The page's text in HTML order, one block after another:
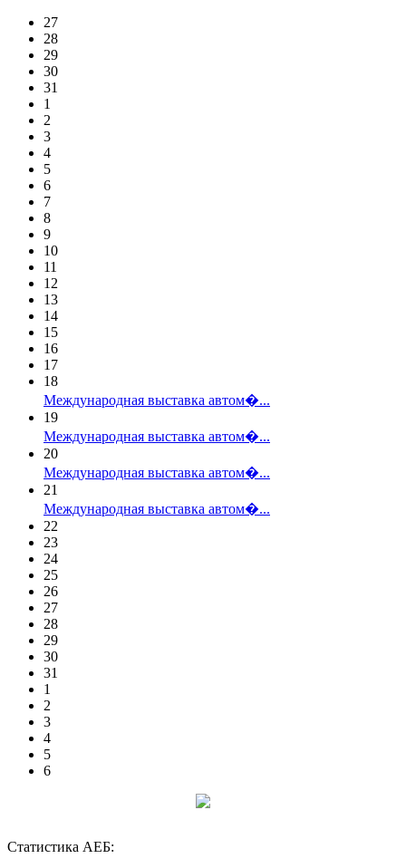
27
28
29
30
31
1
2
3
4
5
6
7
8
9
10
11
12
13
14
15
16
17
18
Международная выставка автом�...
19
Международная выставка автом�...
20
Международная выставка автом�...
21
Международная выставка автом�...
22
23
24
25
26
27
28
29
30
31
1
2
3
4
5
6
Статистика АЕБ: